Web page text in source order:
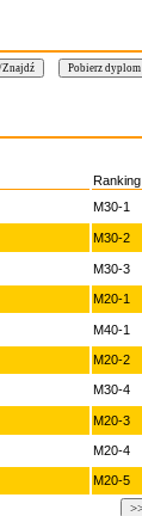
Ranking
M30-1
M30-2
M30-3
M20-1
M40-1
M20-2
M30-4
M20-3
M20-4
M20-5